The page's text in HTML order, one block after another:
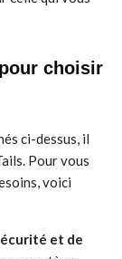
choisir
ci-dessus, il
Pour vous
voici
et de